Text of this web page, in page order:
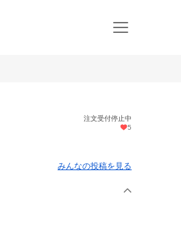
注文受付停止中
5
みんなの投稿を見る